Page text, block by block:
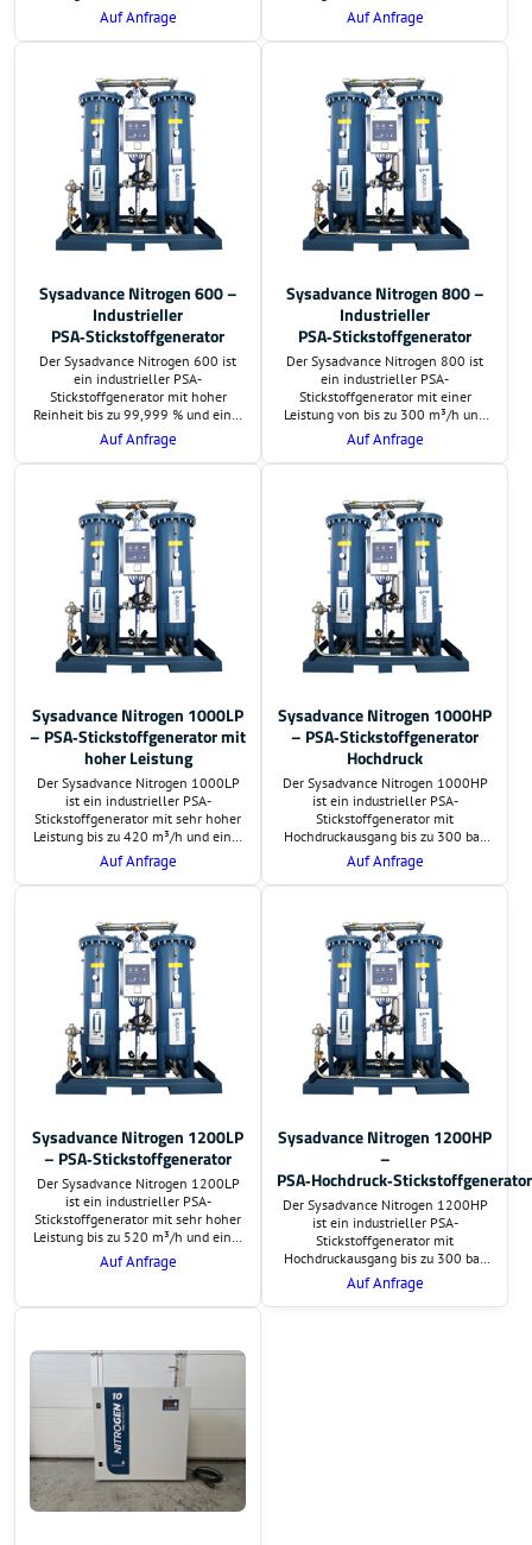
einer Reinheit von bis zu 99,999 %.
Ideal für Laserbearbeitung,
Lebensmittelproduktion,
Elektronikfertigung.
Auf Anfrage
einer Reinheit von bis zu 99,999 %.
Ideal für Laserbearbeitung,
Lebensmittelproduktion,
Elektronikfertigung.
Auf Anfrage
Sysadvance Nitrogen 600 –
Industrieller
PSA‑Stickstoffgenerator
Der Sysadvance Nitrogen 600 ist
ein industrieller PSA-
Stickstoffgenerator mit hoher
Reinheit bis zu 99,999 % und einer
Leistung von bis zu 227,5 m³/h.
Ideal für Laseranwendungen,
Lebensmittelindustrie,
weitere Branchen.
Auf Anfrage
Sysadvance Nitrogen 800 –
Industrieller
PSA‑Stickstoffgenerator
Der Sysadvance Nitrogen 800 ist
ein industrieller PSA-
Stickstoffgenerator mit einer
Leistung von bis zu 300 m³/h und
einer Reinheit bis zu 99,999 %.
Ideal für Laseranwendungen,
Lebensmittelindustrie,
weitere Branchen.
Auf Anfrage
Sysadvance Nitrogen 1000LP
– PSA‑Stickstoffgenerator mit
hoher Leistung
Der Sysadvance Nitrogen 1000LP
ist ein industrieller PSA-
Stickstoffgenerator mit sehr hoher
Leistung bis zu 420 m³/h und einer
Reinheit bis zu 99,999 %. Die LP-
Version liefert Stickstoff bei
niedrigem Ausgangsdruck und
Lebensmittelindustrie, Verpackung,
Elektronik und weitere
Anwendungen.
Auf Anfrage
Sysadvance Nitrogen 1000HP
– PSA‑Stickstoffgenerator
Hochdruck
Der Sysadvance Nitrogen 1000HP
ist ein industrieller PSA-
Stickstoffgenerator mit
Hochdruckausgang bis zu 300 bar,
einer Leistung von bis zu 420 m³/h
und einer Reinheit bis zu 99,999 %.
Ideal für Laseranwendungen,
Hochdruckprozesse.
Auf Anfrage
Sysadvance Nitrogen 1200LP
– PSA‑Stickstoffgenerator
Der Sysadvance Nitrogen 1200LP
ist ein industrieller PSA-
Stickstoffgenerator mit sehr hoher
Leistung bis zu 520 m³/h und einer
Reinheit bis zu 99,999 %. Die LP-
Version liefert Stickstoff bei
eignet sich ideal für
Anwendungen.
Auf Anfrage
Sysadvance Nitrogen 1200HP
–
PSA‑Hochdruck‑Stickstoffgenerator
Der Sysadvance Nitrogen 1200HP
ist ein industrieller PSA-
Stickstoffgenerator mit
Hochdruckausgang bis zu 300 bar,
einer Leistung von bis zu 520 m³/h
und einer Reinheit bis zu 99,999 %.
Ideal für Laseranwendungen,
Auf Anfrage